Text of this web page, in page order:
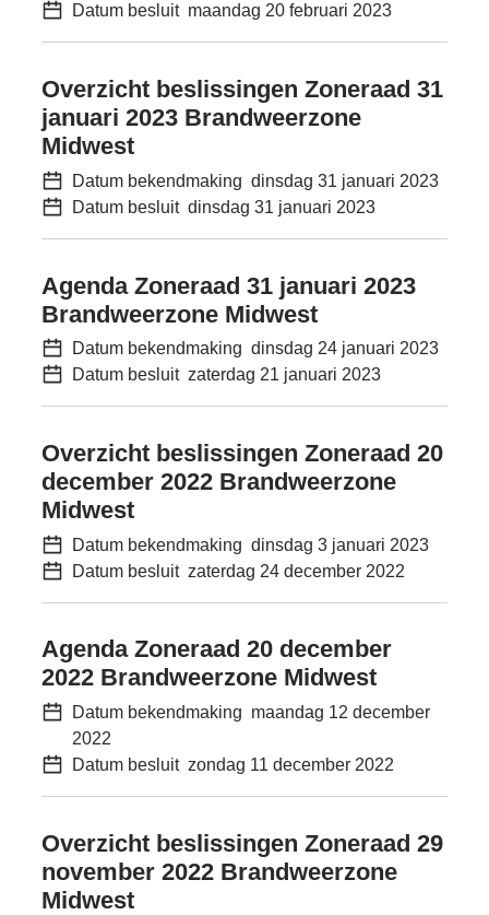
Datum besluit maandag 20 februari 2023
Overzicht beslissingen Zoneraad 31
januari 2023 Brandweerzone
Midwest
Datum bekendmaking dinsdag 31 januari 2023
Datum besluit dinsdag 31 januari 2023
Agenda Zoneraad 31 januari 2023
Brandweerzone Midwest
Datum bekendmaking dinsdag 24 januari 2023
Datum besluit zaterdag 21 januari 2023
Overzicht beslissingen Zoneraad 20
december 2022 Brandweerzone
Midwest
Datum bekendmaking dinsdag 3 januari 2023
Datum besluit zaterdag 24 december 2022
Agenda Zoneraad 20 december
2022 Brandweerzone Midwest
Datum bekendmaking maandag 12 december
2022
Datum besluit zondag 11 december 2022
Overzicht beslissingen Zoneraad 29
november 2022 Brandweerzone
Midwest